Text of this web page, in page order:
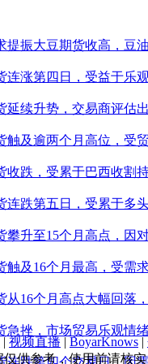
提振大豆期货收高，豆
连涨第四日，受益于乐
延续升势，交易商评估
触及逾两个月高位，受
收跌，受累于巴西收割
连跌第五日，受累于多
攀升至15个月高点，因
触及16个月最高，受需
从16个月高点大幅回落
急挫，市场贸易乐观情
| 视频直播 | BoyarKnows |
供参考，使用前请核